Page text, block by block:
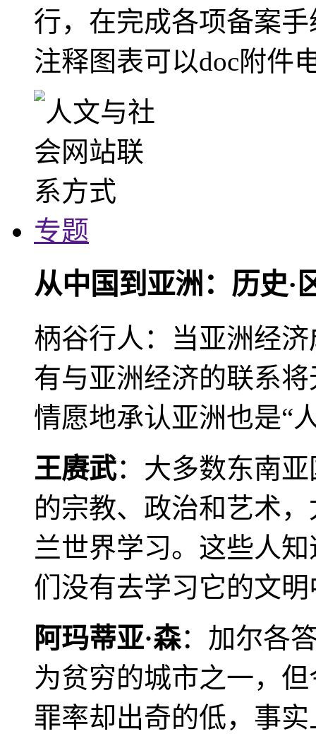
行，在完成各项备案
注释图表可以doc附件
专题
从中国到亚洲：历史·
柄谷行人：当亚洲经
有与亚洲经济的联系
情愿地承认亚洲也是“
王赓武：大多数东南
的宗教、政治和艺术
兰世界学习。这些人
们没有去学习它的文
阿玛蒂亚·森：加尔各
为贫穷的城市之一，
罪率却出奇的低，事